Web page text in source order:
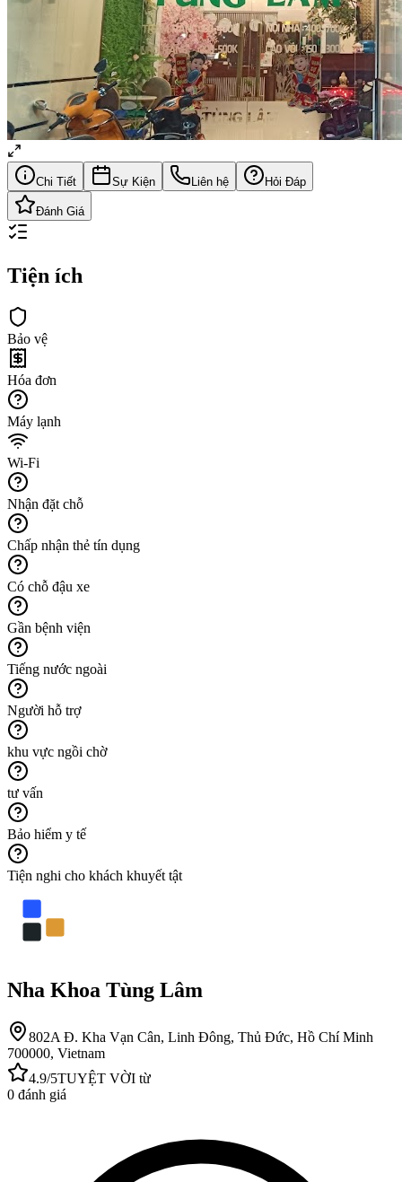
Chi Tiết Sự Kiện Liên hệ Hỏi Đáp
Đánh Giá
Tiện ích
Bảo vệ
Hóa đơn
Máy lạnh
Wi-Fi
Nhận đặt chỗ
Chấp nhận thẻ tín dụng
Có chỗ đậu xe
Gần bệnh viện
Tiếng nước ngoài
Người hỗ trợ
khu vực ngồi chờ
tư vấn
Bảo hiểm y tế
Tiện nghi cho khách khuyết tật
Nha Khoa Tùng Lâm
802A Đ. Kha Vạn Cân, Linh Đông, Thủ Đức, Hồ Chí Minh
700000, Vietnam
4.9/5TUYỆT VỜI từ
0 đánh giá